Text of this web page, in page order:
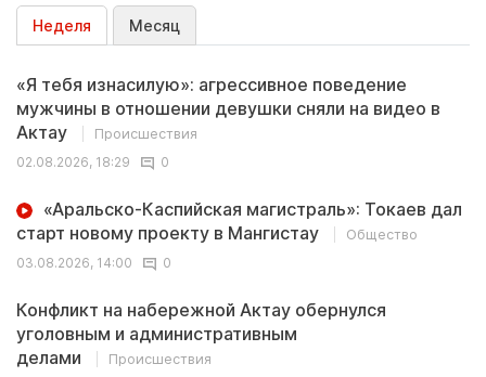
Неделя Месяц
«Я тебя изнасилую»: агрессивное поведение
мужчины в отношении девушки сняли на видео в
Актау
Происшествия
02.08.2026, 18:29
0
«Аральско-Каспийская магистраль»: Токаев дал
старт новому проекту в Мангистау
Общество
03.08.2026, 14:00
0
Конфликт на набережной Актау обернулся
уголовным и административным
делами
Происшествия